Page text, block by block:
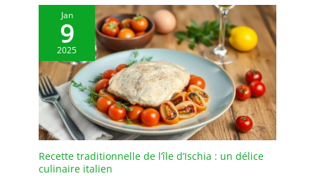
ferait un excellent
cadeau pour les
amateurs de fromage
Jan
9
2025
Recette traditionnelle de l’île d’Ischia : un délice
culinaire italien